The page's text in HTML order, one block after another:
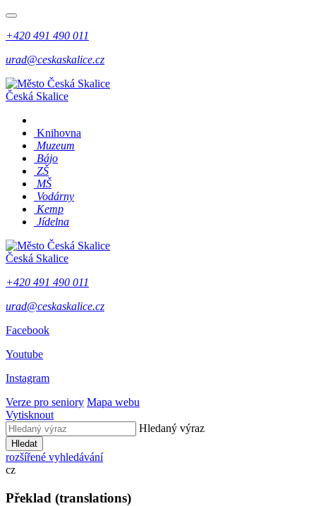
+420 491 490 011
urad@ceskaskalice.cz
Česká Skalice
Knihovna
Muzeum
Bájo
ZŠ
MŠ
Vodárny
Kemp
Jídelna
Česká Skalice
+420 491 490 011
urad@ceskaskalice.cz
Facebook
Youtube
Instagram
Verze pro seniory Mapa webu
Vytisknout
Hledaný výraz
Hledat
rozšířené vyhledávání
cz
Překlad (translations)